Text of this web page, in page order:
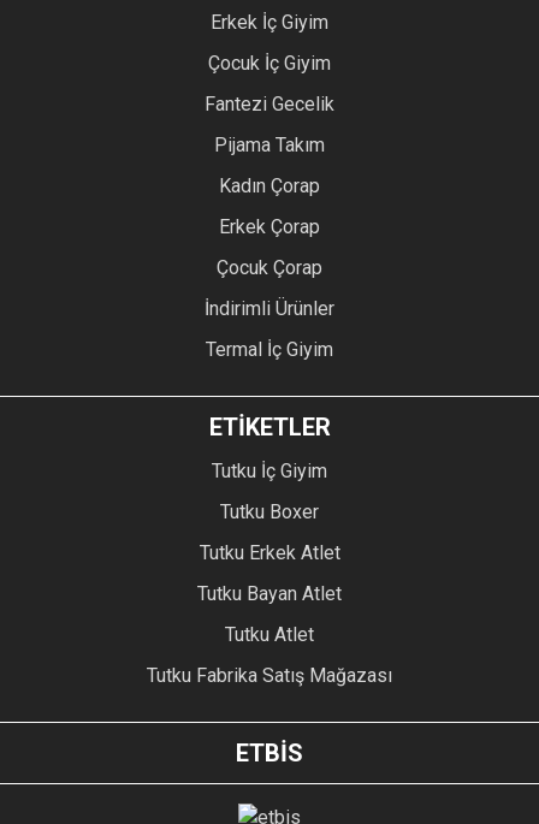
Erkek İç Giyim
Çocuk İç Giyim
Fantezi Gecelik
Pijama Takım
Kadın Çorap
Erkek Çorap
Çocuk Çorap
İndirimli Ürünler
Termal İç Giyim
ETİKETLER
Tutku İç Giyim
Tutku Boxer
Tutku Erkek Atlet
Tutku Bayan Atlet
Tutku Atlet
Tutku Fabrika Satış Mağazası
ETBİS